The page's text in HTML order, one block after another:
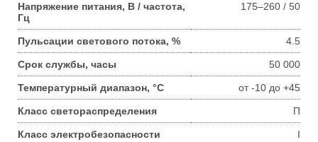
Напряжение питания, В / частота,
Гц
175–260 / 50
Пульсации светового потока, % 4.5
Срок службы, часы 50 000
Температурный диапазон, °С от -10 до +45
Класс светораспределения П
Класс электробезопасности I